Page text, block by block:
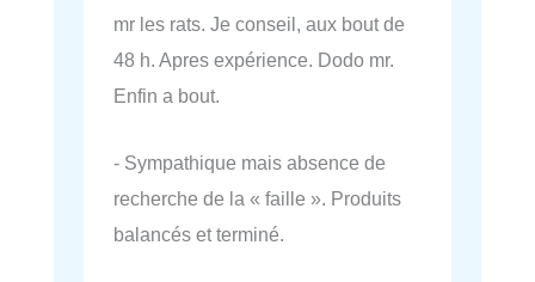
mr les rats. Je conseil, aux bout de
48 h. Apres expérience. Dodo mr.
Enfin a bout.
- Sympathique mais absence de
recherche de la « faille ». Produits
balancés et terminé.